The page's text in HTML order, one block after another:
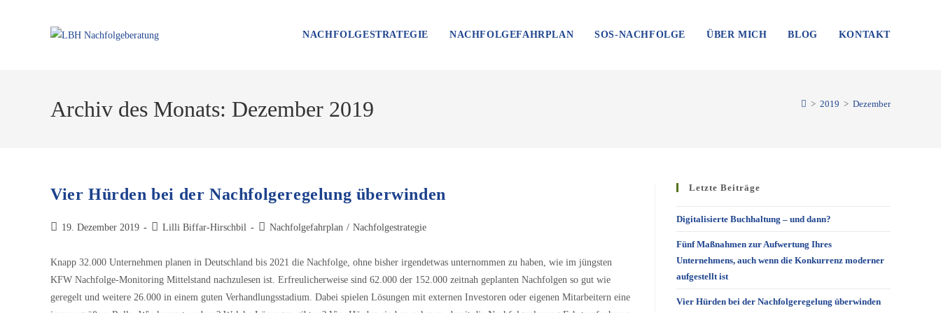
NACHFOLGESTRATEGIE NACHFOLGEFAHRPLAN SOS-NACHFOLGE ÜBER MICH BLOG KONTAKT
Archiv des Monats: Dezember 2019 > 2019 > Dezember
Vier Hürden bei der Nachfolgeregelung überwinden
19. Dezember 2019 Lilli Biffar-Hirschbil Nachfolgefahrplan / Nachfolgestrategie
Knapp 32.000 Unternehmen planen in Deutschland bis 2021 die Nachfolge, ohne bisher irgendetwas unternommen zu haben, wie im jüngsten
KFW Nachfolge-Monitoring Mittelstand nachzulesen ist. Erfreulicherweise sind 62.000 der 152.000 zeitnah geplanten Nachfolgen so gut wie
geregelt und weitere 26.000 in einem guten Verhandlungsstadium. Dabei spielen Lösungen mit externen Investoren oder eigenen Mitarbeitern eine
Letzte Beiträge
Digitalisierte Buchhaltung – und dann?
Fünf Maßnahmen zur Aufwertung Ihres
Unternehmens, auch wenn die Konkurrenz moderner
aufgestellt ist
Vier Hürden bei der Nachfolgeregelung überwinden